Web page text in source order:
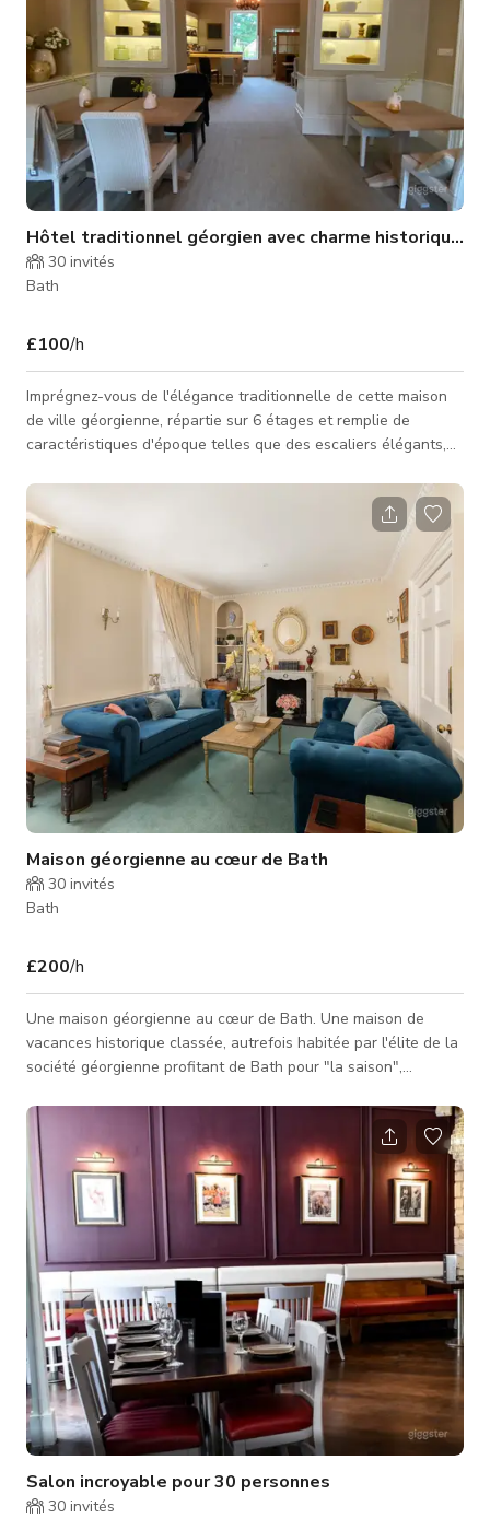
Hôtel traditionnel géorgien avec charme historique à
30 invités
Bath
£100/h
Imprégnez-vous de l'élégance traditionnelle de cette maison
de ville géorgienne, répartie sur 6 étages et remplie de
caractéristiques d'époque telles que des escaliers élégants,
comprend un sous-sol, une salle de réception, un accès au
jardin et une vue charmante au niveau de la rue. Parfaite pour
des rassemblements exclusifs ou des séjours mémorables,
cette maison de ville historique offre une opportunité unique
Maison géorgienne au cœur de Bath
30 invités
Bath
£200/h
Une maison géorgienne au cœur de Bath. Une maison de
vacances historique classée, autrefois habitée par l'élite de la
société géorgienne profitant de Bath pour "la saison",
et célébrations, le tout au cœur de cette ville historique dans
une belle maison de quatre chambres avec beaucoup
d'espace pour recevoir de grands groupes. Située dans l'une
des seules rues pavées d'origine avec l'avantage
supplémentaire d'être
Salon incroyable pour 30 personnes
30 invités